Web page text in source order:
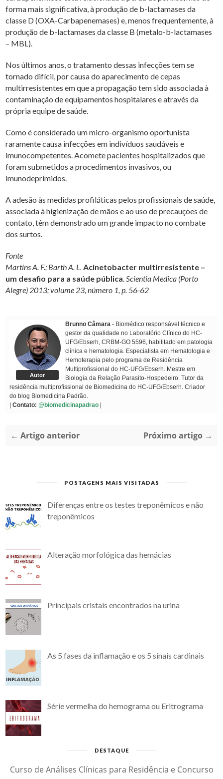
forma mais significativa, à produção de b-lactamases da
classe D (OXA-Carbapenemases) e, menos frequentemente, à
produção de b-lactamases da classe B (metalo-b-lactamases
– MBL).
Nos últimos anos, o tratamento dessas infecções tem se
tornado difícil, por causa do aparecimento de cepas
multirresistentes em que a propagação tem sido associada à
contaminação de equipamentos hospitalares e através da
própria equipe de saúde.
Como é considerado um micro-organismo oportunista
raramente causa infecções em indivíduos saudáveis e
imunocompetentes. Acomete pacientes hospitalizados que
foram submetidos a procedimentos invasivos, ou
imunodeprimidos.
A adesão às medidas profiláticas pelos profissionais de saúde,
associada à higienização de mãos e ao uso de precauções de
contato, têm demonstrado um grande impacto no combate
dos surtos.
Fonte
Martins A. F.; Barth A. L. Acinetobacter multirresistente –
um desafio para a saúde pública . Scientia Medica (Porto
Alegre) 2013; volume 23, número 1, p. 56-62
Autor
Brunno Câmara - Biomédico responsável técnico e
gestor da qualidade no Laboratório Clínico do HC-
UFG/Ebserh, CRBM-GO 5596, habilitado em patologia
clínica e hematologia. Especialista em Hematologia e
Hemoterapia pelo programa de Residência
Multiprofissional do HC-UFG/Ebserh. Mestre em
Biologia da Relação Parasito-Hospedeiro. Tutor da
residência multiprofissional de Biomedicina do HC-UFG/Ebserh. Criador
do blog Biomedicina Padrão.
| Contato: @biomedicinapadrao |
← Artigo anterior Próximo artigo →
POSTAGENS MAIS VISITADAS
Diferenças entre os testes treponêmicos e não
treponêmicos
Alteração morfológica das hemácias
Principais cristais encontrados na urina
As 5 fases da inflamação e os 5 sinais cardinais
Série vermelha do hemograma ou Eritrograma
DESTAQUE
Curso de Análises Clínicas para Residência e Concurso